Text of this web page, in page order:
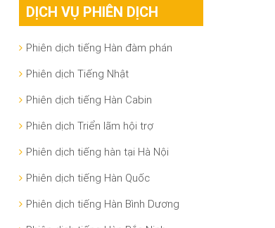
DỊCH VỤ PHIÊN DỊCH
Phiên dịch tiếng Hàn đàm phán
Phiên dịch Tiếng Nhật
Phiên dịch tiếng Hàn Cabin
Phiên dịch Triển lãm hội trợ
Phiên dịch tiếng hàn tại Hà Nội
Phiên dịch tiếng Hàn Quốc
Phiên dịch tiếng Hàn Bình Dương